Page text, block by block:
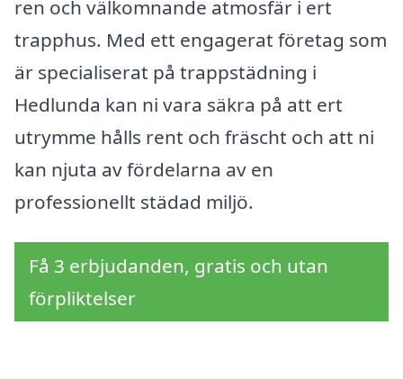
ren och välkomnande atmosfär i ert
trapphus. Med ett engagerat företag som
är specialiserat på trappstädning i
Hedlunda kan ni vara säkra på att ert
utrymme hålls rent och fräscht och att ni
kan njuta av fördelarna av en
professionellt städad miljö.
Få 3 erbjudanden, gratis och utan
förpliktelser